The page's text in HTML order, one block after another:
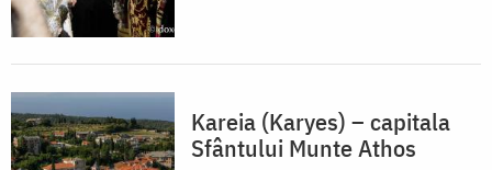
Kareia (Karyes) – capitala
Sfântului Munte Athos